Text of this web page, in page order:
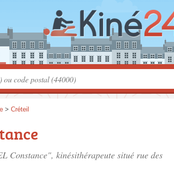
> Créteil
Constance", kinésithérapeute situé rue des